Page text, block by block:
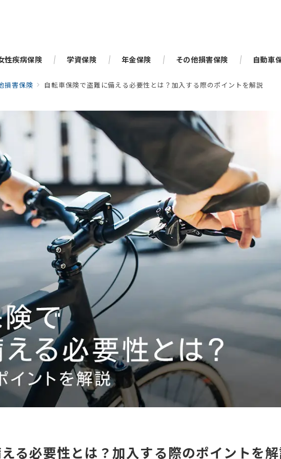
性疾病保険 学資保険 年金保険 その他損害保険 自動車
損害保険 自転車保険で盗難に備える必要性とは？加入する際のポイントを解説
る必要性とは？加入する際のポイントを